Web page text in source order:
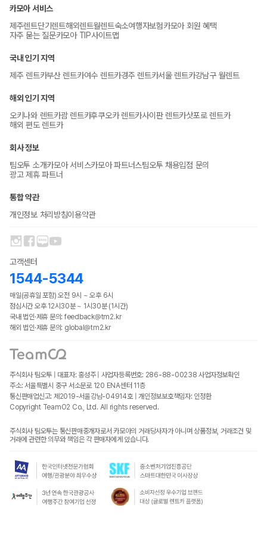
카모아 서비스
제주렌트단기렌트해외렌트월렌트숙소여행자보험카모아 회원 혜택
자주 묻는 질문카모아 TIP사이트맵
국내 인기 지역
제주 렌트카부산 렌트카여수 렌트카경주 렌트카서울 렌트카강남구 월렌트
해외 인기 지역
오키나와 렌트카괌 렌트카후쿠오카 렌트카사이판 렌트카삿포로 렌트카
해외 편도 렌트카
회사 정보
팀오투 소개카모아 서비스카모아 파트너스팀오투 채용입점 문의
광고 제휴 파트너
통합 약관
개인정보 처리방침이용약관
고객센터
1544-5344
매일(공휴일 포함) 오전 9시 ~ 오후 6시
점심시간 오후 12시30분 ~ 1시30분 (1시간)
국내 법인·제휴 문의: feedback@tm2.kr
해외 법인·제휴 문의: global@tm2.kr
주식회사 팀오투 | 대표자: 홍성주 | 사업자등록번호: 286-88-00238 사업자정보확인
주소: 서울특별시 중구 서소문로 120 ENA센터 11층
통신판매업신고: 제2019-서울강남-04914호 | 개인정보보호책임자: 인정환
Copyright TeamO2 Co., Ltd. All rights reserved.
주식회사 팀오투는 통신판매중개자로서 카모아의 거래당사자가 아니며 상품정보, 거래조건 및
거래에 관련한 의무와 책임은 각 판매자에게 있습니다.